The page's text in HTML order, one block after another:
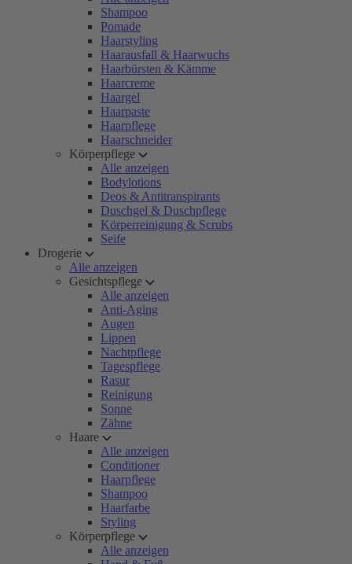
Shampoo
Pomade
Haarstyling
Haarausfall & Haarwuchs
Haarbürsten & Kämme
Haarcreme
Haargel
Haarpaste
Haarpflege
Haarschneider
Körperpflege
Alle anzeigen
Bodylotions
Deos & Antitranspirants
Duschgel & Duschpflege
Körperreinigung & Scrubs
Seife
Drogerie
Alle anzeigen
Gesichtspflege
Alle anzeigen
Anti-Aging
Augen
Lippen
Nachtpflege
Tagespflege
Rasur
Reinigung
Sonne
Zähne
Haare
Alle anzeigen
Conditioner
Haarpflege
Shampoo
Haarfarbe
Styling
Körperpflege
Alle anzeigen